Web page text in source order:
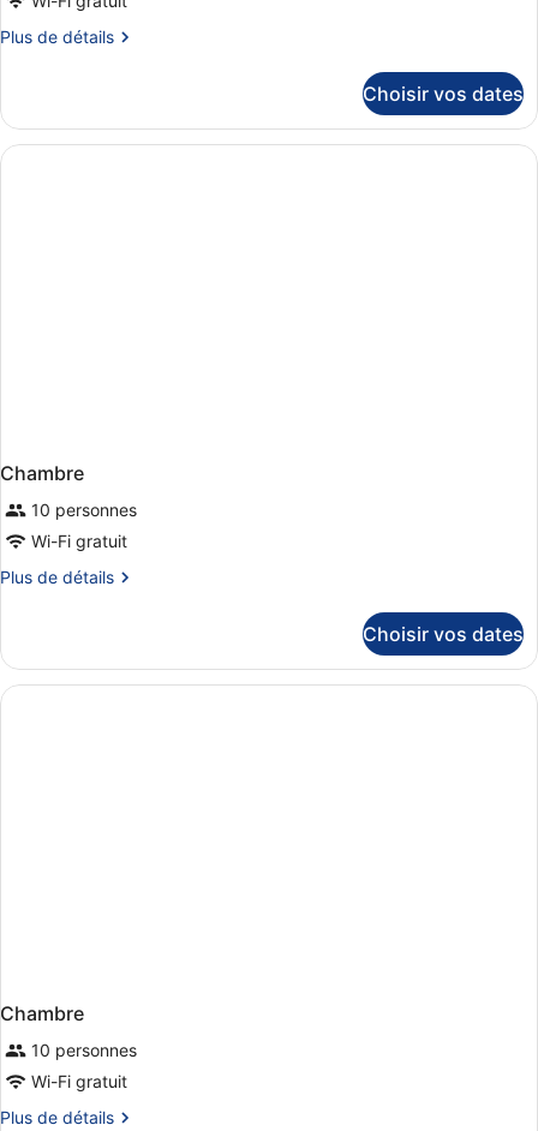
Plus de détails
Plus
le
type
de
Choisir vos dates
Chambre
10 personnes
Wi-Fi gratuit
Plus de détails
Plus
le
type
de
Choisir vos dates
Chambre
10 personnes
Wi-Fi gratuit
Plus de détails
Plus